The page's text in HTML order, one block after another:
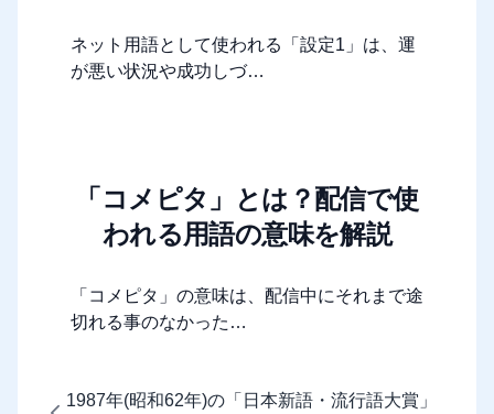
ネット用語として使われる「設定1」は、運
が悪い状況や成功しづ…
「コメピタ」とは？配信で使
われる用語の意味を解説
「コメピタ」の意味は、配信中にそれまで途
切れる事のなかった…
1987年(昭和62年)の「日本新語・流行語大賞」